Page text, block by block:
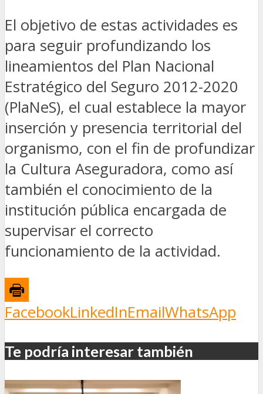
El objetivo de estas actividades es
para seguir profundizando los
lineamientos del Plan Nacional
Estratégico del Seguro 2012-2020
(PlaNeS), el cual establece la mayor
inserción y presencia territorial del
organismo, con el fin de profundizar
la Cultura Aseguradora, como así
también el conocimiento de la
institución pública encargada de
supervisar el correcto
funcionamiento de la actividad.
FacebookLinkedInEmailWhatsApp
Te podría interesar también